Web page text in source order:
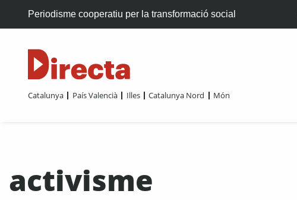
Periodisme cooperatiu per la transformació social
Catalunya País Valencià Illes Catalunya Nord Món
activisme